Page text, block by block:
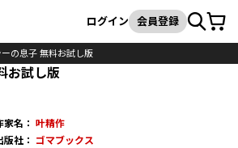
検索
ログイン 会員登録カート
ーの息子 無料お試し版
お試し版
家名： 叶精作
版社： ゴマブックス